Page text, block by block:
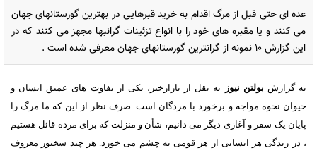
عده ای حتی قبل از مرگ اقدام به خرید قبرهایی در بهترین گورستانهای جهان
می کنند و یا مقبره های خود را با انواع تزئینات گرانبها مجهز می کنند که در
این گزارش 10 نمونه از گرانترین گورستانهای جهان معرفی شده است .
به گزارش بولتن نیوز
به نقل از بازارخبر، یکی از تفاوت های عمیق انسان و
حیوان نحوه مواجه و برخورد با مردگان است. صرف نظر از این که ما مرگ را
پایان یک سفر و آغازی دیگر می دانیم، شأن و منزلت که برای مرده قائل هستیم
، در زندگی هر انسانی از هر قومی به چشم می خورد. هر چند سخنور معروف